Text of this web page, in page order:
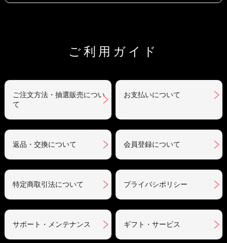
ご利用ガイド
ご注文方法・抽選販売につい
て
お支払いについて
返品・交換について 会員登録について
特定商取引法について プライバシポリシー
サポート・メンテナンス ギフト・サービス